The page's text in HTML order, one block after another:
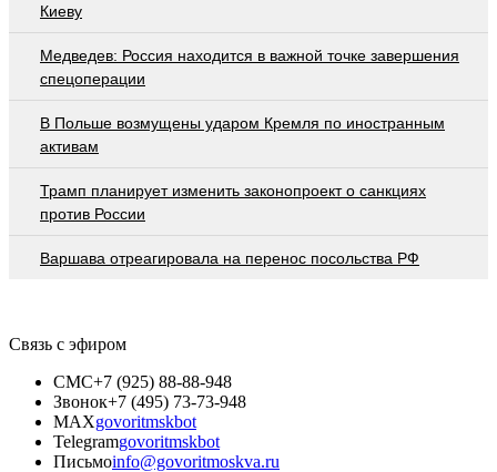
Киеву
Медведев: Россия находится в важной точке завершения
спецоперации
В Польше возмущены ударом Кремля по иностранным
активам
Трамп планирует изменить законопроект о санкциях
против России
Варшава отреагировала на перенос посольства РФ
Связь с эфиром
СМС+7 (925) 88-88-948
Звонок+7 (495) 73-73-948
MAXgovoritmskbot
Telegramgovoritmskbot
Письмоinfo@govoritmoskva.ru